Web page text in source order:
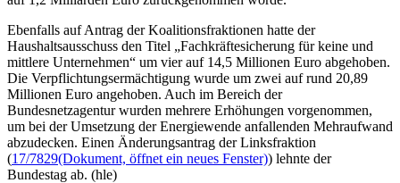
Ebenfalls auf Antrag der Koalitionsfraktionen hatte der
Haushaltsausschuss den Titel „Fachkräftesicherung für keine und
mittlere Unternehmen“ um vier auf 14,5 Millionen Euro abgehoben.
Die Verpflichtungsermächtigung wurde um zwei auf rund 20,89
Millionen Euro angehoben. Auch im Bereich der
Bundesnetzagentur wurden mehrere Erhöhungen vorgenommen,
um bei der Umsetzung der Energiewende anfallenden Mehraufwand
abzudecken. Einen Änderungsantrag der Linksfraktion
(17/7829(Dokument, öffnet ein neues Fenster)) lehnte der
Bundestag ab. (hle)